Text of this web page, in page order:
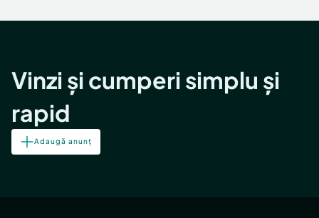
Vinzi și cumperi simplu și
rapid
Adaugă anunț